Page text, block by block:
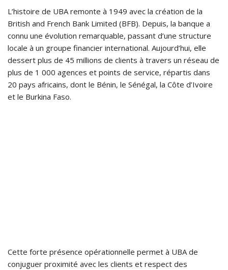
L’histoire de UBA remonte à 1949 avec la création de la
British and French Bank Limited (BFB). Depuis, la banque a
connu une évolution remarquable, passant d’une structure
locale à un groupe financier international. Aujourd’hui, elle
dessert plus de 45 millions de clients à travers un réseau de
plus de 1 000 agences et points de service, répartis dans
20 pays africains, dont le Bénin, le Sénégal, la Côte d’Ivoire
et le Burkina Faso.
Cette forte présence opérationnelle permet à UBA de
conjuguer proximité avec les clients et respect des